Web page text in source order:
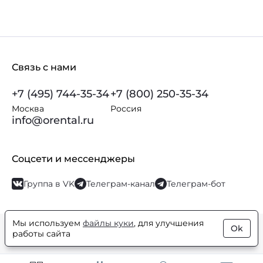
Связь с нами
+7 (495) 744-35-34
Москва
+7 (800) 250-35-34
Россия
info@orental.ru
Соцсети и мессенджеры
Группа в VK Телеграм-канал Телеграм-бот
© Orental.ru 2007–2026Интернет-магазин парфюмерии и
косметики
Мы используем файлы куки, для улучшения
работы сайта
Ok